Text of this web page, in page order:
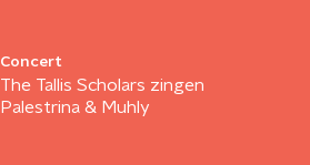
Concert
The Tallis Scholars zingen
Palestrina & Muhly